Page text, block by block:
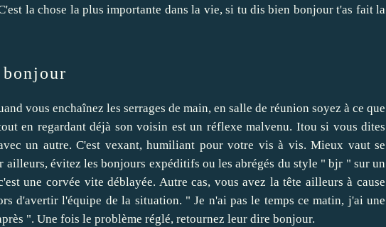
la chose la plus importante dans la vie, si tu dis bien bonjour t'as fait la
bonjour
vous enchaînez les serrages de main, en salle de réunion soyez à ce que
en regardant déjà son voisin est un réflexe malvenu. Itou si vous dites
un autre. C'est vexant, humiliant pour votre vis à vis. Mieux vaut se
ailleurs, évitez les bonjours expéditifs ou les abrégés du style " bjr " sur un
une corvée vite déblayée. Autre cas, vous avez la tête ailleurs à cause
d'avertir l'équipe de la situation. " Je n'ai pas le temps ce matin, j'ai une
". Une fois le problème réglé, retournez leur dire bonjour.